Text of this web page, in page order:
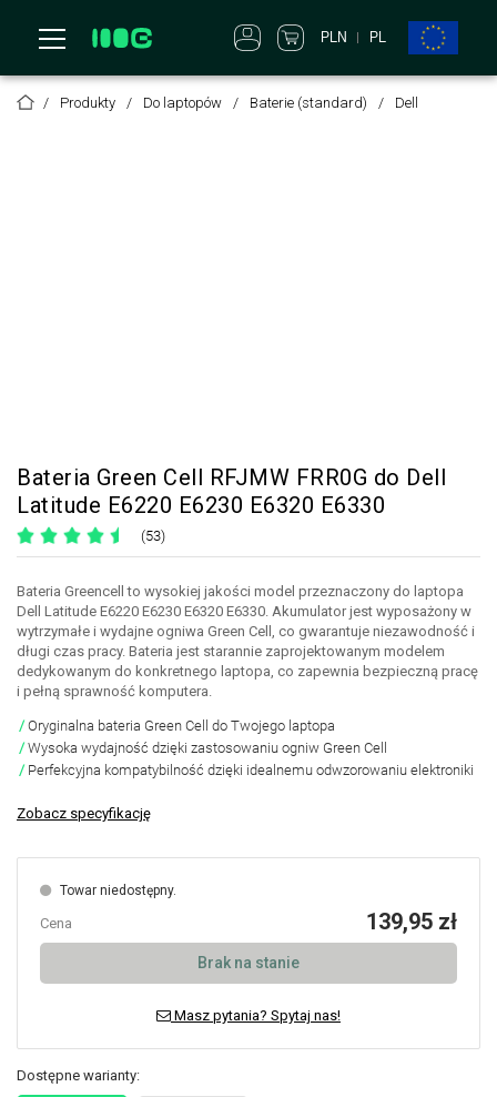
PLN PL
Produkty Do laptopów Baterie (standard) Dell
Bateria Green Cell RFJMW FRR0G do Dell
Latitude E6220 E6230 E6320 E6330
(53)
Bateria Greencell to wysokiej jakości model przeznaczony do laptopa
Dell Latitude E6220 E6230 E6320 E6330. Akumulator jest wyposażony w
wytrzymałe i wydajne ogniwa Green Cell, co gwarantuje niezawodność i
długi czas pracy. Bateria jest starannie zaprojektowanym modelem
dedykowanym do konkretnego laptopa, co zapewnia bezpieczną pracę
i pełną sprawność komputera.
Oryginalna bateria Green Cell do Twojego laptopa
Wysoka wydajność dzięki zastosowaniu ogniw Green Cell
Perfekcyjna kompatybilność dzięki idealnemu odwzorowaniu elektroniki
Zobacz specyfikację
Towar niedostępny.
Cena 139,95 zł
Brak na stanie
Masz pytania? Spytaj nas!
Dostępne warianty: